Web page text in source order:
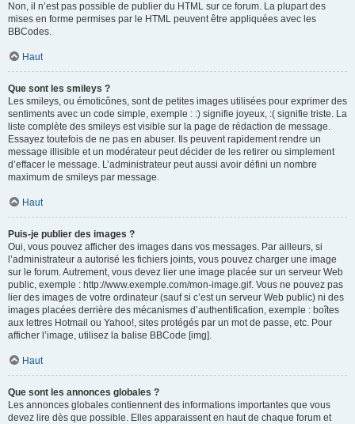
Non, il n’est pas possible de publier du HTML sur ce forum. La plupart des
mises en forme permises par le HTML peuvent être appliquées avec les
BBCodes.
Haut
Que sont les smileys ?
Les smileys, ou émoticônes, sont de petites images utilisées pour exprimer des
sentiments avec un code simple, exemple : :) signifie joyeux, :( signifie triste. La
liste complète des smileys est visible sur la page de rédaction de message.
Essayez toutefois de ne pas en abuser. Ils peuvent rapidement rendre un
message illisible et un modérateur peut décider de les retirer ou simplement
d’effacer le message. L’administrateur peut aussi avoir défini un nombre
maximum de smileys par message.
Haut
Puis-je publier des images ?
Oui, vous pouvez afficher des images dans vos messages. Par ailleurs, si
l’administrateur a autorisé les fichiers joints, vous pouvez charger une image
sur le forum. Autrement, vous devez lier une image placée sur un serveur Web
public, exemple : http://www.exemple.com/mon-image.gif. Vous ne pouvez pas
lier des images de votre ordinateur (sauf si c’est un serveur Web public) ni des
images placées derrière des mécanismes d’authentification, exemple : boîtes
aux lettres Hotmail ou Yahoo!, sites protégés par un mot de passe, etc. Pour
afficher l’image, utilisez la balise BBCode [img].
Haut
Que sont les annonces globales ?
Les annonces globales contiennent des informations importantes que vous
devez lire dès que possible. Elles apparaissent en haut de chaque forum et